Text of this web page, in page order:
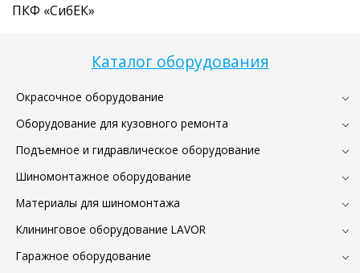
Каталог оборудования
Окрасочное оборудование
Оборудование для кузовного ремонта
Подъемное и гидравлическое оборудование
Шиномонтажное оборудование
Материалы для шиномонтажа
Клининговое оборудование LAVOR
Гаражное оборудование
ПКФ «СибЕК»